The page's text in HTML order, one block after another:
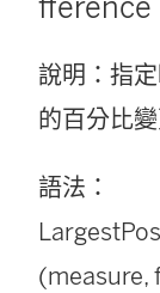
說明：指
的百分比
語法：
(measure,